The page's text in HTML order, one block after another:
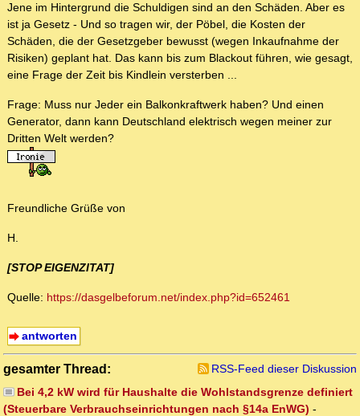
Jene im Hintergrund die Schuldigen sind an den Schäden. Aber es
ist ja Gesetz - Und so tragen wir, der Pöbel, die Kosten der
Schäden, die der Gesetzgeber bewusst (wegen Inkaufnahme der
Risiken) geplant hat. Das kann bis zum Blackout führen, wie gesagt,
eine Frage der Zeit bis Kindlein versterben ...
Frage: Muss nur Jeder ein Balkonkraftwerk haben? Und einen
Generator, dann kann Deutschland elektrisch wegen meiner zur
Dritten Welt werden?
Freundliche Grüße von
H.
[STOP EIGENZITAT]
Quelle: https://dasgelbeforum.net/index.php?id=652461
antworten
gesamter Thread:
RSS-Feed dieser Diskussion
Bei 4,2 kW wird für Haushalte die Wohlstandsgrenze definiert
(Steuerbare Verbrauchseinrichtungen nach §14a EnWG) -